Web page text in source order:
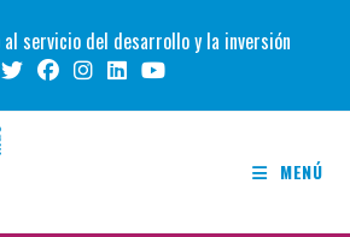
servicio del desarrollo y la inversión
MENÚ